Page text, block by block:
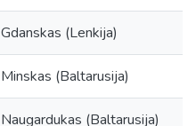
Gdanskas (Lenkija)
Minskas (Baltarusija)
Naugardukas (Baltarusija)